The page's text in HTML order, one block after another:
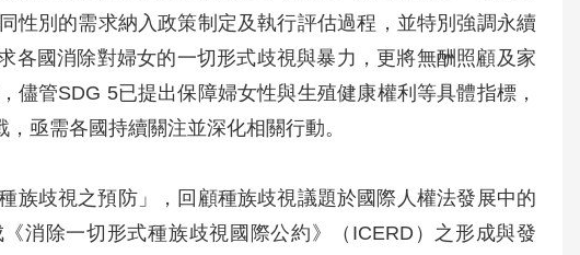
性別的需求納入政策制定及執行評估過程，並特別強調永續
各國消除對婦女的一切形式歧視與暴力，更將無酬照顧及家
管SDG 5已提出保障婦女性與生殖健康權利等具體指標，
亟需各國持續關注並深化相關行動。
族歧視之預防」，回顧種族歧視議題於國際人權法發展中的
消除一切形式種族歧視國際公約》（ICERD）之形成與發